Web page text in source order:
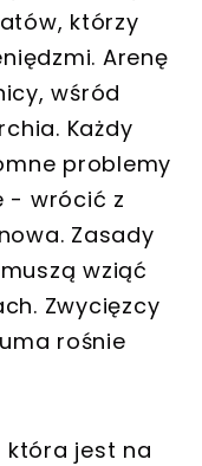
którzy
Arenę
wśród
Każdy
problemy
- wrócić z
Zasady
wziąć
Zwycięzcy
rośnie
która jest na